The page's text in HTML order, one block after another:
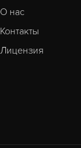
О нас
Контакты
Лицензия